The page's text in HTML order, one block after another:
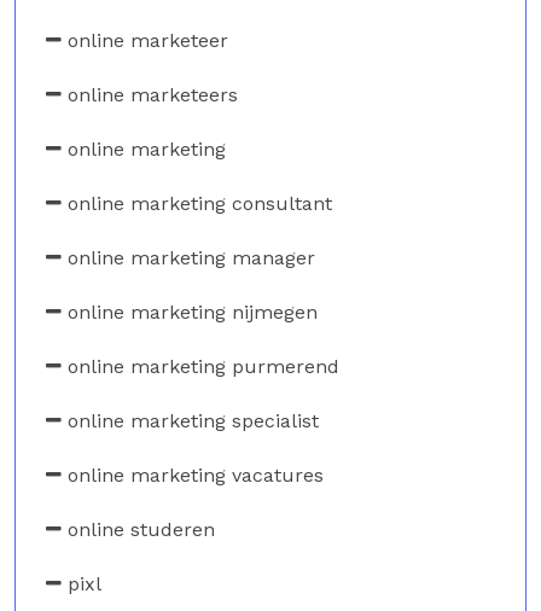
online marketeer
online marketeers
online marketing
online marketing consultant
online marketing manager
online marketing nijmegen
online marketing purmerend
online marketing specialist
online marketing vacatures
online studeren
pixl